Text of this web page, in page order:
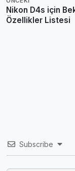
Nikon D4s için
Özellikler Listesi
Subscribe